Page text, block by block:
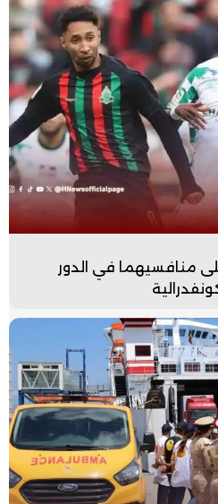
منافسيهما في الدور